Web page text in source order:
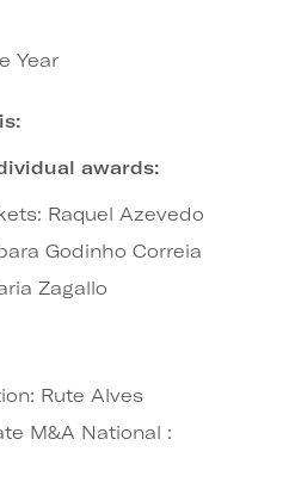
Year
awards:
Raquel Azevedo
Godinho Correia
Zagallo
Rute Alves
M&A National :